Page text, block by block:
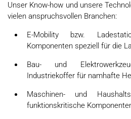
Unser Know-how und unsere
vielen anspruchsvollen Branchen:
E-Mobility bzw.
Komponenten speziell für die
Bau- und
Industriekoffer für namhafte
Maschinen- und
funktionskritische